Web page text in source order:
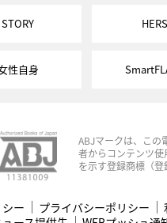
STORY HERS
性自身
ABJマークは、この
者からコンテンツ
を示す登録商標（登
ー プライバシーポリシー